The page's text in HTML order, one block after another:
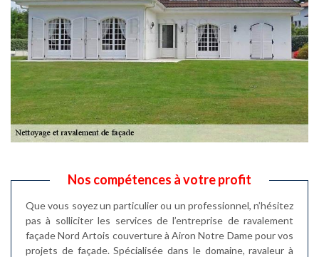
Nos compétences à votre profit
Que vous soyez un particulier ou un professionnel, n’hésitez
pas à solliciter les services de l’entreprise de ravalement
façade Nord Artois couverture à Airon Notre Dame pour vos
projets de façade. Spécialisée dans le domaine, ravaleur à